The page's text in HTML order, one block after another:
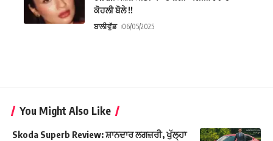
ਕੋਹਲੀ ਬੋਲੇ !!
ਬਾਲੀਵੁੱਡ 06/05/2025
You Might Also Like
Skoda Superb Review: ਸ਼ਾਨਦਾਰ ਲਗਜ਼ਰੀ, ਖੁੱਲ੍ਹਾ